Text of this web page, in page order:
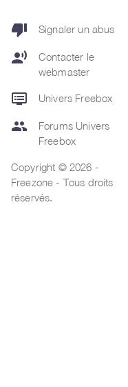
thumb_down Signaler un abus
record_voice_over
Contacter le
webmaster
dvr Univers Freebox
group
Forums Univers
Freebox
Copyright © 2026 -
Freezone - Tous droits
réservés.